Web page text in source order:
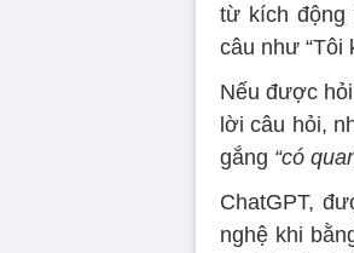
từ kích động
câu như “Tôi
Nếu được
lời câu hỏi,
gắng “có
ChatGPT,
nghệ khi